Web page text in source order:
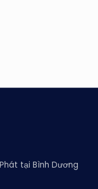
tại Bình Dương